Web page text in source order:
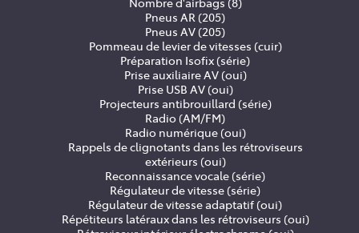
Pneus AR (205)
Pneus AV (205)
Pommeau de levier de vitesses (cuir)
Préparation Isofix (série)
Prise auxiliaire AV (oui)
Prise USB AV (oui)
Projecteurs antibrouillard (série)
Radio (AM/FM)
Radio numérique (oui)
Rappels de clignotants dans les rétroviseurs
extérieurs (oui)
Reconnaissance vocale (série)
Régulateur de vitesse (série)
Régulateur de vitesse adaptatif (oui)
Répétiteurs latéraux dans les rétroviseurs (oui)